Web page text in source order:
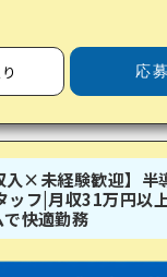
応
入×未経験歓迎】半
ッフ|月収31万円以
快適勤務